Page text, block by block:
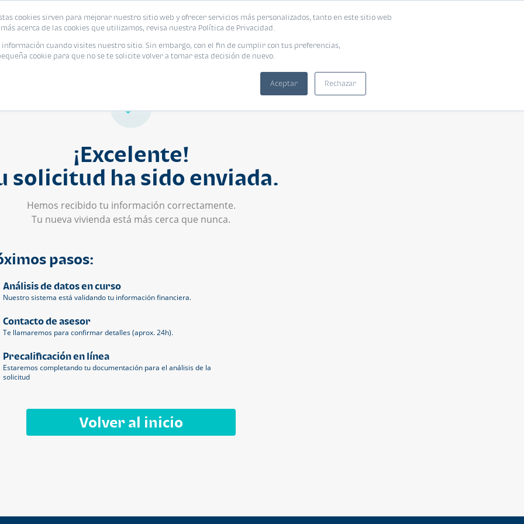
cookies sirven para mejorar nuestro sitio web y ofrecer servicios más personalizados, tanto en este sitio web
acerca de las cookies que utilizamos, revisa nuestra Política de Privacidad.
cuando visites nuestro sitio. Sin embargo, con el fin de cumplir con tus preferencias,
cookie para que no se te solicite volver a tomar esta decisión de nuevo.
Aceptar Rechazar
Eventos Promociones Blog Encuentra tu vivienda ideal
¡Excelente!
solicitud ha sido enviada.
Hemos recibido tu información correctamente.
Tu nueva vivienda está más cerca que nunca.
pasos:
Análisis de datos en curso
Nuestro sistema está validando tu información financiera.
Contacto de asesor
Te llamaremos para confirmar detalles (aprox. 24h).
Precalificación en línea
Estaremos completando tu documentación para el análisis de la
solicitud
Volver al inicio